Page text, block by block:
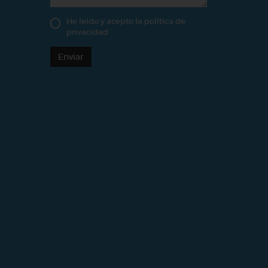
He leído y acepto la política de
privacidad
Enviar